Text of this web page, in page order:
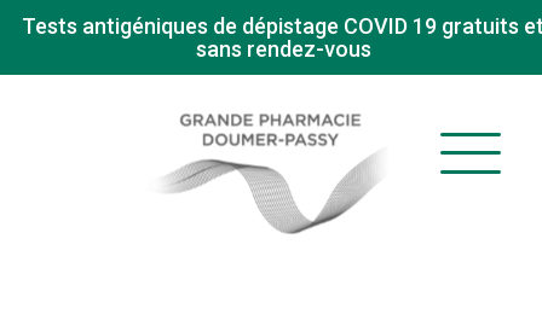
Tests antigéniques de dépistage COVID 19 gratuits
sans rendez-vous